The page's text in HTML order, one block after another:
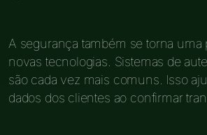
A segurança também se torna uma
novas tecnologias. Sistemas de
são cada vez mais comuns. Isso
dados dos clientes ao confirmar